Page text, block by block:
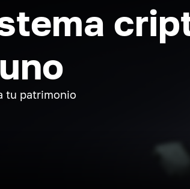
tu patrimonio